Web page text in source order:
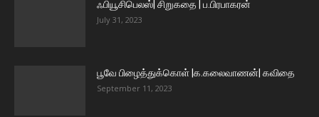
ஃபியூசிபெலஸ்| சிறுகதை | ப.பிரபாகரன்
July 31, 2023
பூவே பிழைத்துக்கொள் |க.கலைவாணன்| கவிதை
September 11, 2023